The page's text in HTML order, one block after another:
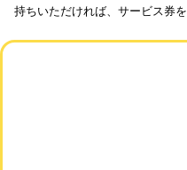
持ちいただければ、サービス券